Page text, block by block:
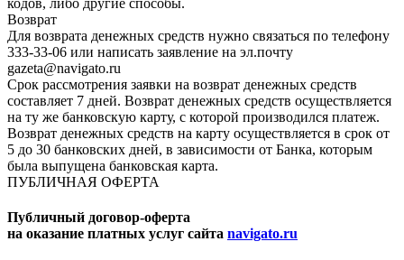
Возврат
Для возврата денежных средств нужно связаться по телефону
333-33-06 или написать заявление на эл.почту
gazeta@navigato.ru
Срок рассмотрения заявки на возврат денежных средств
составляет 7 дней. Возврат денежных средств осуществляется
на ту же банковскую карту, с которой производился платеж.
Возврат денежных средств на карту осуществляется в срок от
5 до 30 банковских дней, в зависимости от Банка, которым
была выпущена банковская карта.
ПУБЛИЧНАЯ ОФЕРТА
Публичный договор-оферта
на оказание платных услуг сайта navigato.ru